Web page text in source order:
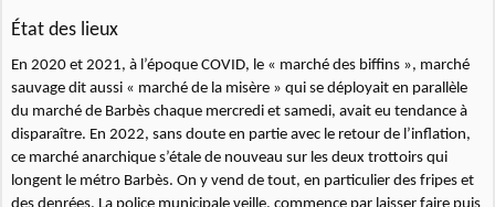
État des lieux
En 2020 et 2021, à l’époque COVID, le « marché des biffins », marché
sauvage dit aussi « marché de la misère » qui se déployait en parallèle
du marché de Barbès chaque mercredi et samedi, avait eu tendance à
disparaître. En 2022, sans doute en partie avec le retour de l’inflation,
ce marché anarchique s’étale de nouveau sur les deux trottoirs qui
longent le métro Barbès. On y vend de tout, en particulier des fripes et